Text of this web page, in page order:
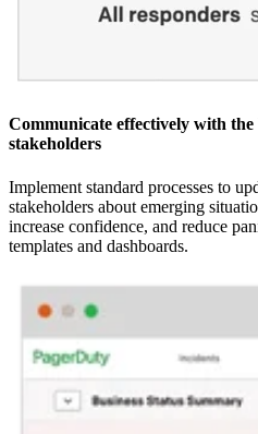
Communicate effectively with the
stakeholders
Implement standard processes to
stakeholders about emerging
increase confidence, and reduce
templates and dashboards.